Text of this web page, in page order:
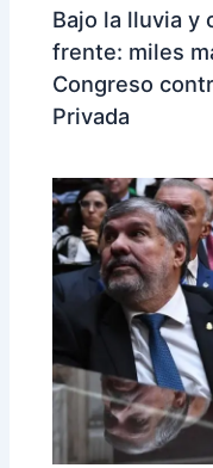
Bajo la lluvia y
frente: miles
Congreso
Privada